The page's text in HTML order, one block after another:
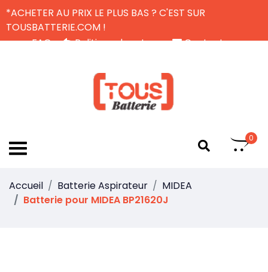
*ACHETER AU PRIX LE PLUS BAS ? C'EST SUR
TOUSBATTERIE.COM !
FAQ
Politique de retour
Contactez-nous
0
Accueil Batterie Aspirateur
MIDEA
Batterie pour MIDEA BP21620J